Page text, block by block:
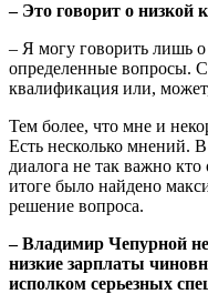
– Это говорит о низкой
– Я могу говорить лишь
определенные вопросы.
квалификация или,
Тем более, что мне и
Есть несколько мнений.
диалога не так важно
итоге было найдено
решение вопроса.
– Владимир Чепурной
низкие зарплаты
исполком серьезных